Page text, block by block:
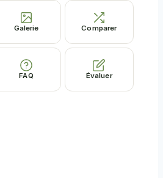
Galerie Comparer
FAQ Évaluer